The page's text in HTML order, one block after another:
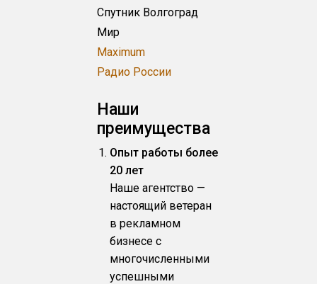
Спутник Волгоград
Мир
Maximum
Радио России
Наши
преимущества
Опыт работы более
20 лет
Наше агентство —
настоящий ветеран
в рекламном
бизнесе с
многочисленными
успешными